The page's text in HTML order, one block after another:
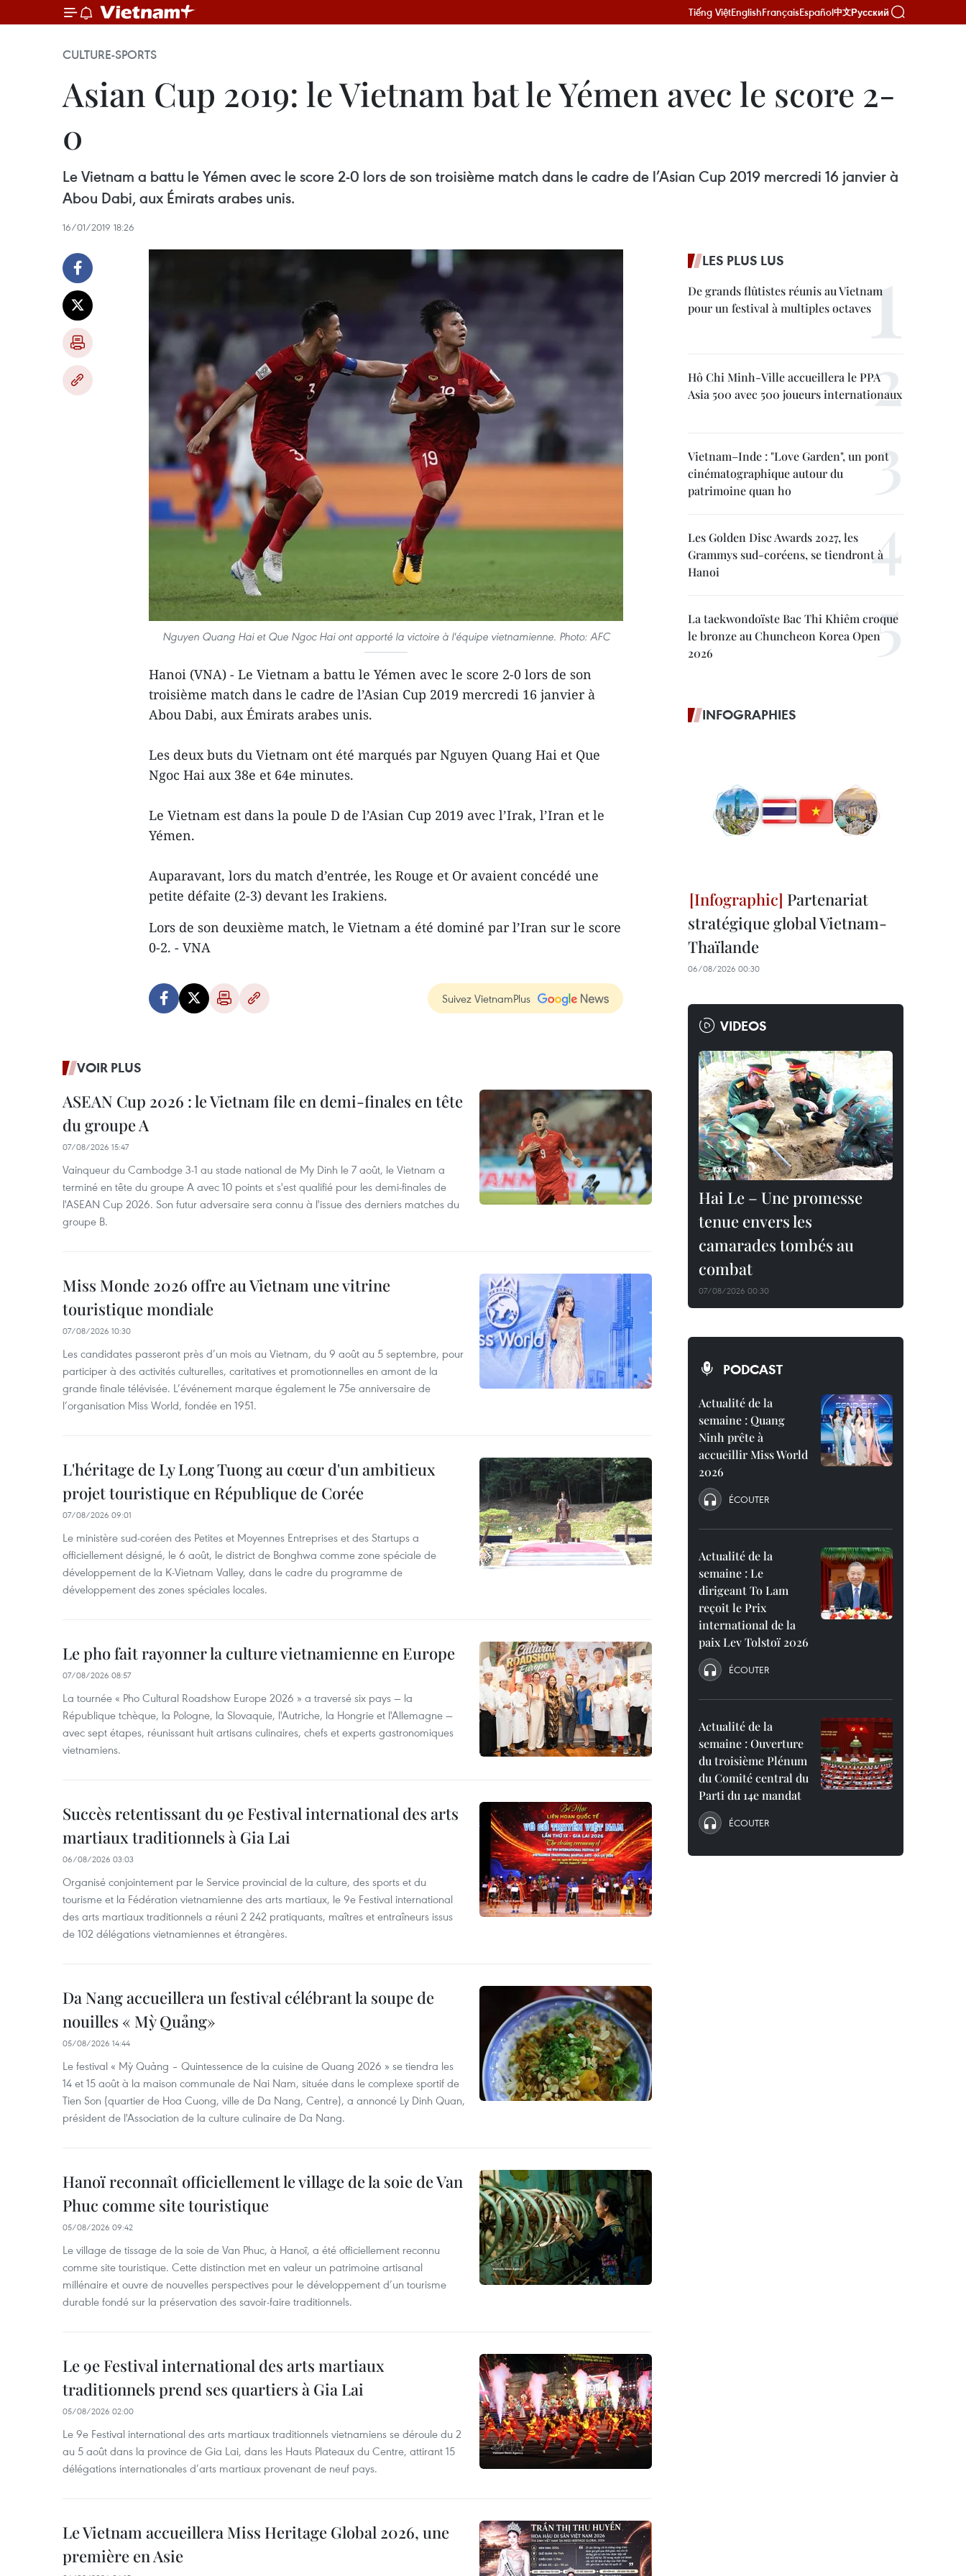
Tiếng ViệtEnglishFrançaisEspañol中文Русский
CULTURE-SPORTS
Asian Cup 2019: le Vietnam bat le Yémen avec le score 2-
0
Le Vietnam a battu le Yémen avec le score 2-0 lors de son troisième match dans le cadre de l’Asian Cup 2019 mercredi 16 janvier à
Abou Dabi, aux Émirats arabes unis.
16/01/2019 18:26
Nguyen Quang Hai et Que Ngoc Hai ont apporté la victoire à l'équipe vietnamienne. Photo: AFC
Hanoi (VNA) - Le Vietnam a battu le Yémen avec le score 2-0 lors de son
troisième match dans le cadre de l’Asian Cup 2019 mercredi 16 janvier à
Abou Dabi, aux Émirats arabes unis.
Les deux buts du Vietnam ont été marqués par Nguyen Quang Hai et Que
Ngoc Hai aux 38e et 64e minutes.
Le Vietnam est dans la poule D de l’Asian Cup 2019 avec l’Irak, l’Iran et le
Yémen.
Auparavant, lors du match d’entrée, les Rouge et Or avaient concédé une
petite défaite (2-3) devant les Irakiens.
Lors de son deuxième match, le Vietnam a été dominé par l’Iran sur le score
0-2. - VNA
Suivez VietnamPlus
VOIR PLUS
ASEAN Cup 2026 : le Vietnam file en demi-finales en tête
du groupe A
07/08/2026 15:47
Vainqueur du Cambodge 3-1 au stade national de My Dinh le 7 août, le Vietnam a
terminé en tête du groupe A avec 10 points et s'est qualifié pour les demi-finales de
l'ASEAN Cup 2026. Son futur adversaire sera connu à l'issue des derniers matches du
groupe B.
Miss Monde 2026 offre au Vietnam une vitrine
touristique mondiale
07/08/2026 10:30
Les candidates passeront près d’un mois au Vietnam, du 9 août au 5 septembre, pour
participer à des activités culturelles, caritatives et promotionnelles en amont de la
grande finale télévisée. L’événement marque également le 75e anniversaire de
l’organisation Miss World, fondée en 1951.
L'héritage de Ly Long Tuong au cœur d'un ambitieux
projet touristique en République de Corée
07/08/2026 09:01
Le ministère sud-coréen des Petites et Moyennes Entreprises et des Startups a
officiellement désigné, le 6 août, le district de Bonghwa comme zone spéciale de
développement de la K-Vietnam Valley, dans le cadre du programme de
développement des zones spéciales locales.
Le pho fait rayonner la culture vietnamienne en Europe
07/08/2026 08:57
La tournée « Pho Cultural Roadshow Europe 2026 » a traversé six pays — la
République tchèque, la Pologne, la Slovaquie, l'Autriche, la Hongrie et l'Allemagne —
avec sept étapes, réunissant huit artisans culinaires, chefs et experts gastronomiques
vietnamiens.
Succès retentissant du 9e Festival international des arts
martiaux traditionnels à Gia Lai
06/08/2026 03:03
Organisé conjointement par le Service provincial de la culture, des sports et du
tourisme et la Fédération vietnamienne des arts martiaux, le 9e Festival international
des arts martiaux traditionnels a réuni 2 242 pratiquants, maîtres et entraîneurs issus
de 102 délégations vietnamiennes et étrangères.
Da Nang accueillera un festival célébrant la soupe de
nouilles « Mỳ Quảng»
05/08/2026 14:44
Le festival « Mỳ Quảng – Quintessence de la cuisine de Quang 2026 » se tiendra les
14 et 15 août à la maison communale de Nai Nam, située dans le complexe sportif de
Tien Son (quartier de Hoa Cuong, ville de Da Nang, Centre), a annoncé Ly Dinh Quan,
président de l'Association de la culture culinaire de Da Nang.
Hanoï reconnaît officiellement le village de la soie de Van
Phuc comme site touristique
05/08/2026 09:42
Le village de tissage de la soie de Van Phuc, à Hanoï, a été officiellement reconnu
comme site touristique. Cette distinction met en valeur un patrimoine artisanal
millénaire et ouvre de nouvelles perspectives pour le développement d’un tourisme
durable fondé sur la préservation des savoir-faire traditionnels.
Le 9e Festival international des arts martiaux
traditionnels prend ses quartiers à Gia Lai
05/08/2026 02:00
Le 9e Festival international des arts martiaux traditionnels vietnamiens se déroule du 2
au 5 août dans la province de Gia Lai, dans les Hauts Plateaux du Centre, attirant 15
délégations internationales d’arts martiaux provenant de neuf pays.
Le Vietnam accueillera Miss Heritage Global 2026, une
première en Asie
LES PLUS LUS
De grands flûtistes réunis au Vietnam
pour un festival à multiples octaves
Hô Chi Minh-Ville accueillera le PPA
Asia 500 avec 500 joueurs internationaux
Vietnam–Inde : "Love Garden", un pont
cinématographique autour du
patrimoine quan ho
Les Golden Disc Awards 2027, les
Grammys sud-coréens, se tiendront à
Hanoi
La taekwondoïste Bac Thi Khiêm croque
le bronze au Chuncheon Korea Open
2026
INFOGRAPHIES
Partenariat
stratégique global Vietnam-
Thaïlande
06/08/2026 00:30
VIDEOS
Hai Le – Une promesse
tenue envers les
camarades tombés au
combat
07/08/2026 00:30
PODCAST
Actualité de la
semaine : Quang
Ninh prête à
accueillir Miss World
2026
ÉCOUTER
Actualité de la
semaine : Le
dirigeant To Lam
reçoit le Prix
international de la
paix Lev Tolstoï 2026
ÉCOUTER
Actualité de la
semaine : Ouverture
du troisième Plénum
du Comité central du
Parti du 14e mandat
ÉCOUTER